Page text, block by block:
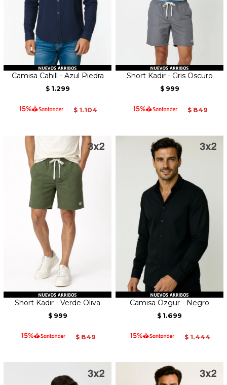
Camisa Cahill - Azul Piedra
$ 1.299
$ 1.104
Short Kadir - Gris Oscuro
$ 999
$ 849
Short Kadir - Verde Oliva
$ 999
$ 849
Camisa Ozgur - Negro
$ 1.699
$ 1.444